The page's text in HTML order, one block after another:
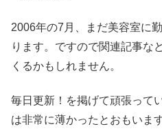
2006年の7月、まだ美容室に
ります。ですので関連記事な
くるかもしれません。
毎日更新！を掲げて頑張って
は非常に薄かったとおもいま